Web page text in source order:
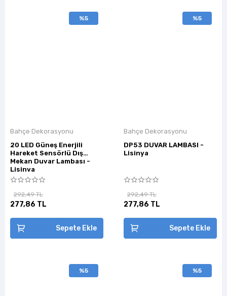
%5
Bahçe Dekorasyonu
20 LED Güneş Enerjili
Hareket Sensörlü Dış
Mekan Duvar Lambası -
Lisinya
292,49 TL
277,86 TL
Sepete Ekle
%5
Bahçe Dekorasyonu
DP53 DUVAR LAMBASI -
Lisinya
292,49 TL
277,86 TL
Sepete Ekle
%5 %5